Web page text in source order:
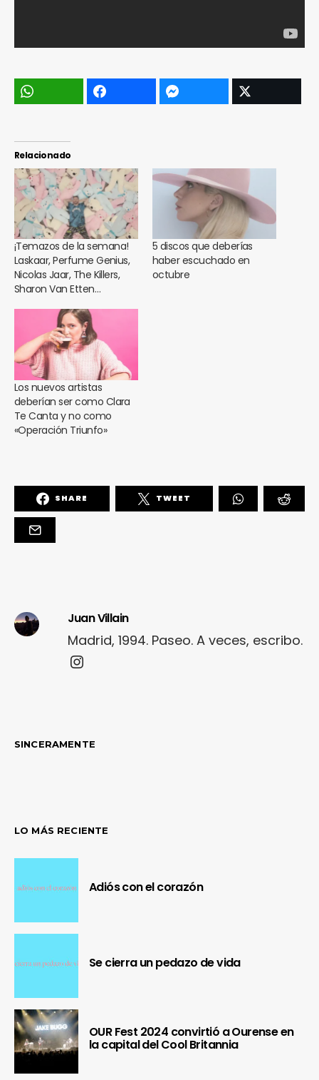
Relacionado
¡Temazos de la semana!
Laskaar, Perfume Genius,
Nicolas Jaar, The Killers,
Sharon Van Etten…
5 discos que deberías
haber escuchado en
octubre
Los nuevos artistas
deberían ser como Clara
Te Canta y no como
«Operación Triunfo»
SHARE TWEET
Juan Villain
Madrid, 1994. Paseo. A veces, escribo.
SINCERAMENTE
LO MÁS RECIENTE
Adiós con el corazón
Se cierra un pedazo de vida
OUR Fest 2024 convirtió a Ourense en
la capital del Cool Britannia